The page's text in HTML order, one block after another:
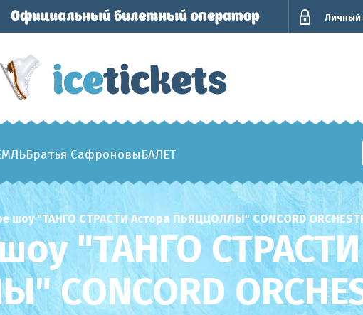
Личный
Братья СафроновыБАЛЕТ
шоу "ТАНГО СТРАСТИ Астора ПЬЯЦЦОЛЛЫ" CONCORD
"ТАНГО
CONCORD